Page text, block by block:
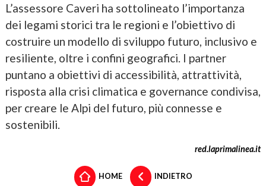
L’assessore Caveri ha sottolineato l’importanza
dei legami storici tra le regioni e l’obiettivo di
costruire un modello di sviluppo futuro, inclusivo e
resiliente, oltre i confini geografici. I partner
puntano a obiettivi di accessibilità, attrattività,
risposta alla crisi climatica e governance condivisa,
per creare le Alpi del futuro, più connesse e
sostenibili.
red.laprimalinea.it
HOME INDIETRO